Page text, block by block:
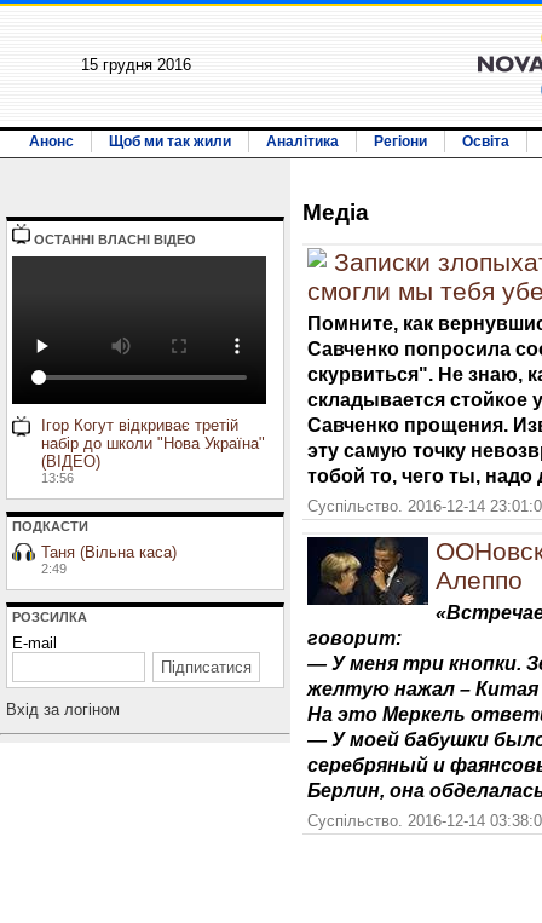
15 грудня 2016
Анонс Щоб ми так жили Аналітика Регіони Освіта
ОСТАННI ВЛАСНI ВIДЕО
Ігор Когут відкриває третій
набір до школи "Нова Україна"
(ВІДЕО)
13:56
ПОДКАСТИ
Таня (Вільна каса)
2:49
РОЗСИЛКА
E-mail
Вхiд за логiном
Медiа
Записки
смогли мы тебя
Помните, как
Савченко попросила
скурвиться". Не знаю,
складывается стойкое
Савченко прощения.
эту самую точку
тобой то, чего ты, надо
Суспільство. 2016-12-14
Алеппо
говорит:
— У меня три кнопки.
желтую нажал – Китая
На это Меркель
— У моей бабушки
серебряный и
Берлин, она
Суспільство. 2016-12-14